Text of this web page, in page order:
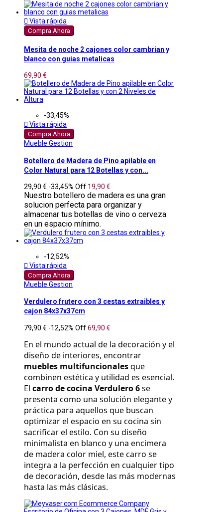
 Vista rápida
Compra Ahora
Mesita de noche 2 cajones color cambrian y
blanco con guias metalicas
69,90 €
-33,45%
 Vista rápida
Compra Ahora
Mueble Gestion
Botellero de Madera de Pino apilable en
Color Natural para 12 Botellas y con...
29,90 € -33,45% Off 19,90 €
Nuestro botellero de madera es una gran
solucion perfecta para organizar y
almacenar tus botellas de vino o cerveza
en un espacio mínimo.
-12,52%
 Vista rápida
Compra Ahora
Mueble Gestion
Verdulero frutero con 3 cestas extraibles y
cajon 84x37x37cm
79,90 € -12,52% Off69,90 €
En el mundo actual de la decoración y el
muebles multifuncionales que
combinen estética y utilidad es esencial.
El carro de cocina Verdulero 6 se
presenta como una solución elegante y
práctica para aquellos que buscan
optimizar el espacio en su cocina sin
sacrificar el estilo. Con su diseño
minimalista en blanco y una encimera
de madera color miel, este carro se
integra a la perfección en cualquier tipo
de decoración, desde las más modernas
hasta las más clásicas.